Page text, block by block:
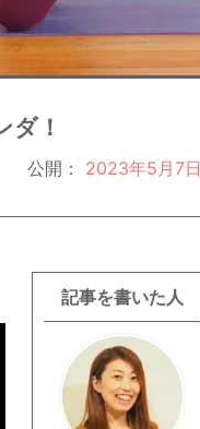
ダ！
公開： 2023年5月7日
記事を書いた人